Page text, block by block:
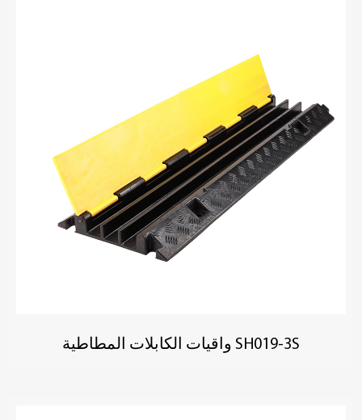
SH019-3S واقيات الكابلات المطاطية